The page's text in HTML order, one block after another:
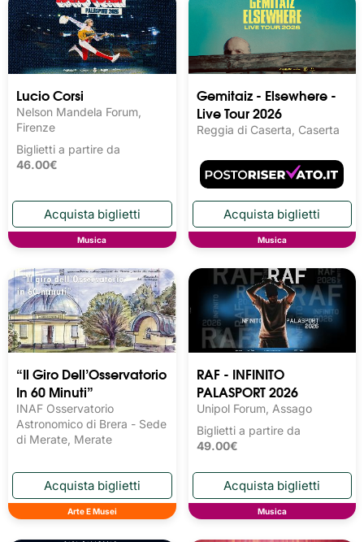
Lucio Corsi
Nelson Mandela Forum,
Firenze
Biglietti a partire da
46.00€
Musica
Gemitaiz - Elsewhere -
Live Tour 2026
Reggia di Caserta, Caserta
Musica
“Il Giro Dell’Osservatorio
In 60 Minuti”
INAF Osservatorio
Astronomico di Brera - Sede
di Merate, Merate
Arte E Musei
RAF - INFINITO
PALASPORT 2026
Unipol Forum, Assago
Biglietti a partire da
49.00€
Musica